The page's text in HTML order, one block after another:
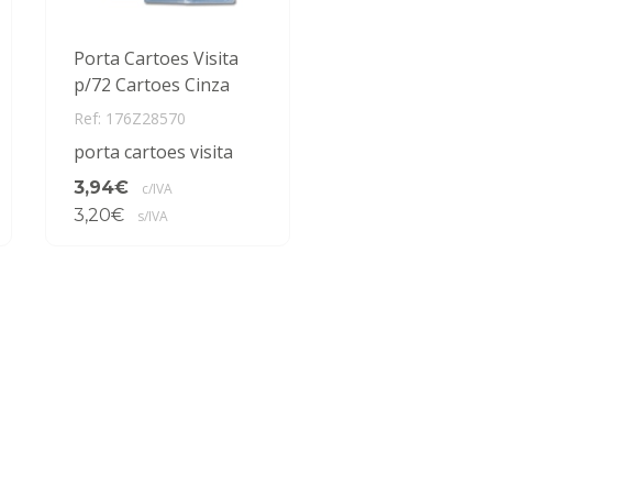
Porta Cartoes Visita
p/72 Cartoes Cinza
Ref: 176Z28570
porta cartoes visita
3,94€ c/IVA
3,20€ s/IVA